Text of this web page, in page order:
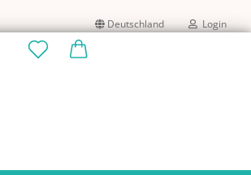
Deutschland Login